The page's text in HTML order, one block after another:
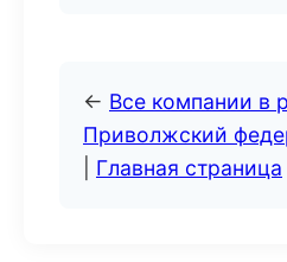
← Все компании в
Приволжский
Главная страница